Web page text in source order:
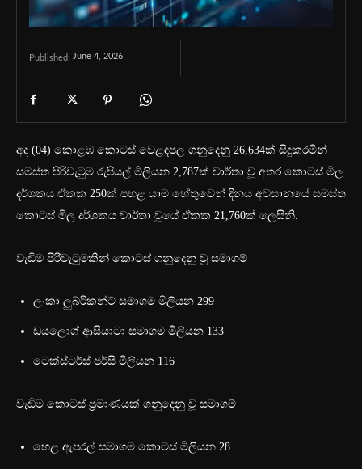
Published: June 4, 2026
අද (04) කොළඹ කොටස් වෙළඳපල ගනුදෙනු 26,634ක් සිදුකරමින්
සමස්ත පිරිවැටුම රුපියල් මිලියන 2,787ක් වාර්තා වූ අතර කොටස් මිල
දර්ශකය ඒකක 250ක් පහළ යාම හේතුවෙන් දිනය අවසානයේ සමස්ත
කොටස් මිල දර්ශකය වාර්තා වූයේ ඒකක 21,760ක් ලෙසිනි.
වැඩිම පිරිවැටුමකින් කොටස් ගනුදෙනු වූ සමාගම්
ලංකා ලුබ්රිකන්ට් සමාගම මිලියන 299
ඩයලොග් ආසියාටා සමාගම මිලියන 133
ටෙක්ස්ටර්ස් ජර්සි මිලියන 116
වැඩිම කොටස් ප්‍රමාණයක් ගනුදෙනු වූ සමාගම්
හෙළ ඇපරල් සමාගම කොටස් මිලියන 28